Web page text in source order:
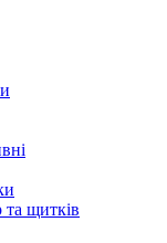
та щитків